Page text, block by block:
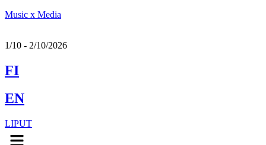
Music x Media
1/10 - 2/10/2026
FI
EN
LIPUT
Menu